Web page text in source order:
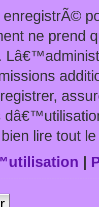
enregistrÃ©
ne prend
lire tout
|